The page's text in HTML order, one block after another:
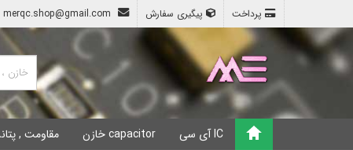
پیگیری سفارش پرداخت
IC آی سی capacitor خازن مقاومت ,